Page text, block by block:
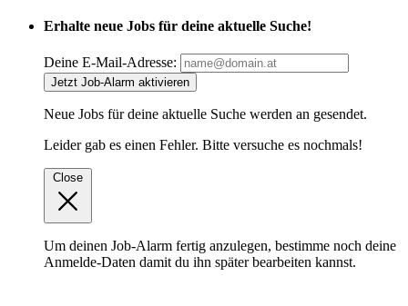
Erhalte neue Jobs für deine aktuelle Suche!
Deine E-Mail-Adresse:
Jetzt Job-Alarm aktivieren
Neue Jobs für deine aktuelle Suche werden an gesendet.
Leider gab es einen Fehler. Bitte versuche es nochmals!
Close
Um deinen Job-Alarm fertig anzulegen, bestimme noch deine
Anmelde-Daten damit du ihn später bearbeiten kannst.